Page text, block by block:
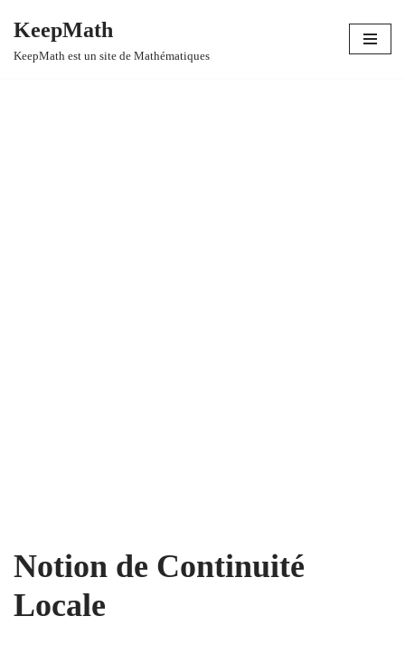
Aller
KeepMath
KeepMath est un site de Mathématiques
Notion de Continuité
Locale